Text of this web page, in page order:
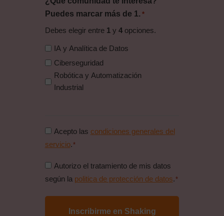
Puedes marcar más de 1. *
Debes elegir entre 1y 4opciones.
IA y Analítica de Datos
Ciberseguridad
Robótica y Automatización
Industrial
Consentimiento
condiciones
*
Acepto las condiciones generales del
servicio. *
Consentimiento
politica
Autorizo el tratamiento de mis datos
según la politica de protección de datos. *